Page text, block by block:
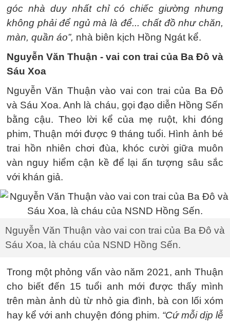
góc nhà duy nhất chỉ có chiếc giường nhưng
không phải để ngủ mà là để... chất đồ như chăn,
màn, quần áo”, nhà biên kịch Hồng Ngát kể.
Nguyễn Văn Thuận - vai con trai của Ba Đô và
Sáu Xoa
Nguyễn Văn Thuận vào vai con trai của Ba Đô
và Sáu Xoa. Anh là cháu, gọi đạo diễn Hồng Sến
bằng cậu. Theo lời kể của mẹ ruột, khi đóng
phim, Thuận mới được 9 tháng tuổi. Hình ảnh bé
trai hồn nhiên chơi đùa, khóc cười giữa muôn
vàn nguy hiểm cận kề để lại ấn tượng sâu sắc
với khán giả.
Nguyễn Văn Thuận vào vai con trai của Ba Đô và
Sáu Xoa, là cháu của NSND Hồng Sến.
Trong một phỏng vấn vào năm 2021, anh Thuận
cho biết đến 15 tuổi anh mới được thấy mình
trên màn ảnh dù từ nhỏ gia đình, bà con lối xóm
hay kể với anh chuyện đóng phim. “Cứ mỗi dịp lễ